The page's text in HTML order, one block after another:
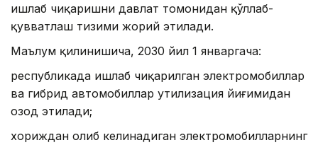
ишлаб чиқаришни давлат томонидан қўллаб-
қувватлаш тизими жорий этилади.
Маълум қилинишича, 2030 йил 1 январгача:
республикада ишлаб чиқарилган электромобиллар
ва гибрид автомобиллар утилизация йиғимидан
озод этилади;
хориждан олиб келинадиган электромобилларнинг